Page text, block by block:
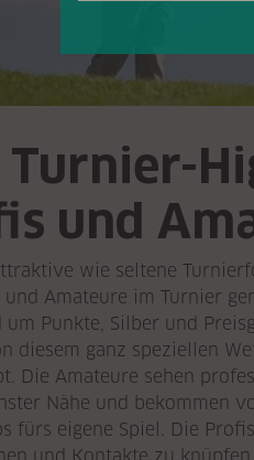
Turnier-
und
wie seltene
Amateure im Turnier
um Punkte, Silber und
diesem ganz speziellen
Die Amateure sehen
Nähe und bekommen
fürs eigene Spiel. Die